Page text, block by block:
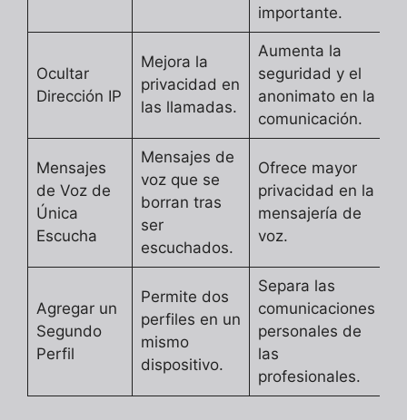
importante.
Ocultar
Dirección IP
Mejora la
privacidad en
las llamadas.
Aumenta la
seguridad y el
anonimato en la
comunicación.
Mensajes
de Voz de
Única
Escucha
Mensajes de
voz que se
borran tras
ser
escuchados.
Ofrece mayor
privacidad en la
mensajería de
voz.
Agregar un
Segundo
Perfil
Permite dos
perfiles en un
mismo
dispositivo.
Separa las
comunicaciones
personales de
las
profesionales.